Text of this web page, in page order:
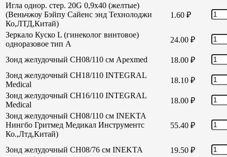
Игла однор. стер. 20G 0,9х40 (желтые)
(Веньчжоу Бэйпу Сайенс энд Технолоджи
Ко,ЛТД,Китай)
1.60 ₽
Зеркало Куско L (гинеколог винтовое)
одноразовое тип А
24.00 ₽
Зонд желудочный СН08/110 см Apexmed 18.00 ₽
Зонд желудочный СН18/110 INTEGRAL
Medical
18.10 ₽
Зонд желудочный СН16/110 INTEGRAL
Medical
18.00 ₽
Зонд желудочный СН08/110 см INEKTA
Нингбо Гритмед Медикал Инструментс
Ко.,Лтд,Китай)
55.40 ₽
Зонд желудочный СН08/76 см INEKTA 19.50 ₽